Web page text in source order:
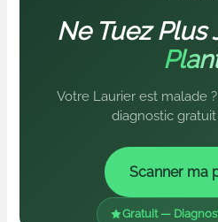
Ne Tuez Plus
Votre Laurier est malade
diagnostic
Scanner ma
Gratuit —